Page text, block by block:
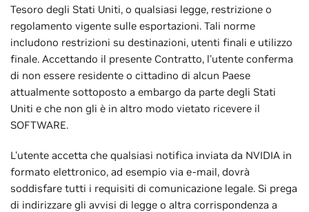
Tesoro degli Stati Uniti, o qualsiasi legge, restrizione o
regolamento vigente sulle esportazioni. Tali norme
includono restrizioni su destinazioni, utenti finali e utilizzo
finale. Accettando il presente Contratto, l'utente conferma
di non essere residente o cittadino di alcun Paese
attualmente sottoposto a embargo da parte degli Stati
Uniti e che non gli è in altro modo vietato ricevere il
SOFTWARE.
L'utente accetta che qualsiasi notifica inviata da NVIDIA in
formato elettronico, ad esempio via e-mail, dovrà
soddisfare tutti i requisiti di comunicazione legale. Si prega
di indirizzare gli avvisi di legge o altra corrispondenza a